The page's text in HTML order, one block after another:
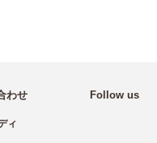
わせ
ィ
Follow us